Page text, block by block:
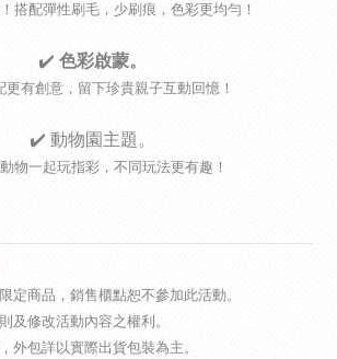
搭配彈性刷毛，少刷痕，色彩更均勻！
✔️ 色彩啟蒙。
更有創意，留下珍貴親子互動回憶！
✔️ 動物園主題。
物一起玩指彩，不同玩法更有趣！
定商品，銷售櫃點恕不參加此活動。
及修改活動內容之權利。
外包詳以實際出貨包裝為主。